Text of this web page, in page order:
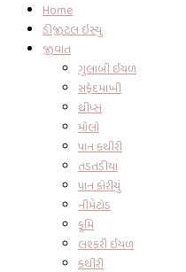
Home
ડીજીટલ ઇસ્યુ
જીવાત
ગુલાબી ઈયળ
સફેદમાખી
થ્રીપ્સ
મોલો
પાન કથીરી
તડતડીયા
પાન કોરીયું
નીમેટોડ
કૃમિ
લશ્કરી ઈયળ
કથીરી